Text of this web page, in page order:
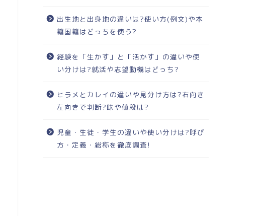
出生地と出身地の違いは?使い方(例文)や本
籍国籍はどっちを使う?
経験を「生かす」と「活かす」の違いや使
い分けは?就活や志望動機はどっち?
ヒラメとカレイの違いや見分け方は?右向き
左向きで判断?味や値段は?
児童・生徒・学生の違いや使い分けは?呼び
方・定義・総称を徹底調査!